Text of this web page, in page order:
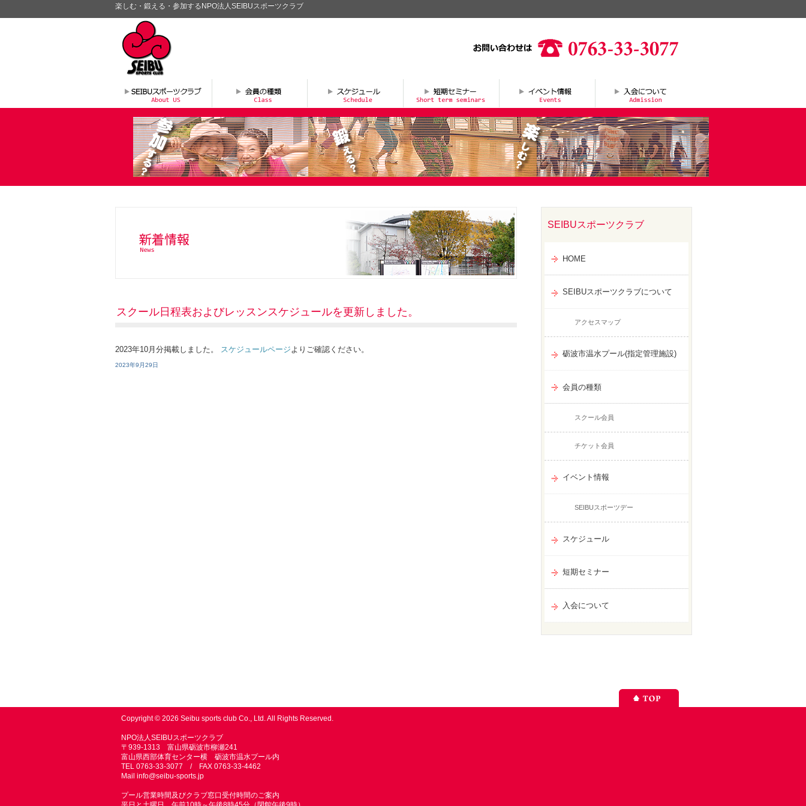
楽しむ・鍛える・参加するNPO法人SEIBUスポーツクラブ
スクール日程表およびレッスンスケジュールを更新しました。
2023年10月分掲載しました。 スケジュールページよりご確認ください。
2023年9月29日
SEIBUスポーツクラブ
HOME
SEIBUスポーツクラブについて
アクセスマップ
砺波市温水プール(指定管理施設)
会員の種類
スクール会員
チケット会員
イベント情報
SEIBUスポーツデー
スケジュール
短期セミナー
入会について
Copyright © 2026 Seibu sports club Co., Ltd. All Rights Reserved.
NPO法人SEIBUスポーツクラブ
〒939-1313 富山県砺波市柳瀬241
富山県西部体育センター横 砺波市温水プール内
TEL 0763-33-3077 / FAX 0763-33-4462
Mail info@seibu-sports.jp
プール営業時間及びクラブ窓口受付時間のご案内